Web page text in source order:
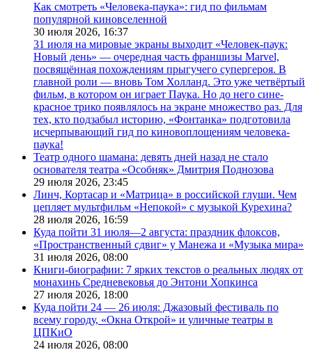
Как смотреть «Человека-паука»: гид по фильмам
популярной киновселенной
30 июля 2026, 16:37
31 июля на мировые экраны выходит «Человек-паук:
Новый день» — очередная часть франшизы Marvel,
посвящённая похождениям прыгучего супергероя. В
главной роли — вновь Том Холланд. Это уже четвёртый
фильм, в котором он играет Паука. Но до него сине-
красное трико появлялось на экране множество раз. Для
тех, кто подзабыл историю, «Фонтанка» подготовила
исчерпывающий гид по киновоплощениям человека-
паука!
Театр одного шамана: девять дней назад не стало
основателя театра «Особняк» Дмитрия Поднозова
29 июля 2026, 23:45
Линч, Кортасар и «Матрица» в российской глуши. Чем
цепляет мультфильм «Непокой» с музыкой Курехина?
28 июля 2026, 16:59
Куда пойти 31 июля—2 августа: праздник флоксов,
«Пространственный сдвиг» у Манежа и «Музыка мира»
31 июля 2026, 08:00
Книги-биографии: 7 ярких текстов о реальных людях от
монахинь Средневековья до Энтони Хопкинса
27 июля 2026, 18:00
Куда пойти 24 — 26 июля: Джазовый фестиваль по
всему городу, «Окна Открой» и уличные театры в
ЦПКиО
24 июля 2026, 08:00